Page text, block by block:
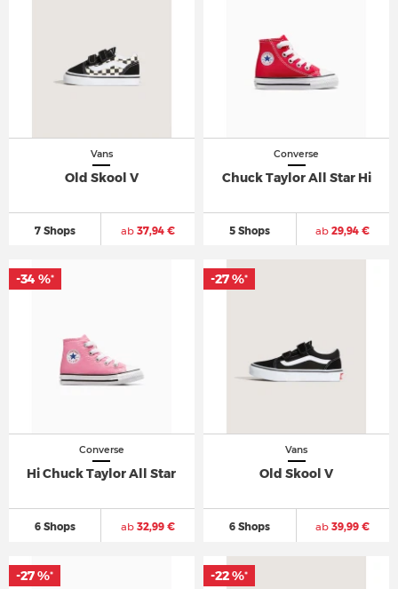
Vans
Old Skool V
7 Shops ab37,94 €
Converse
Chuck Taylor All Star Hi
5 Shops ab 29,94 €
Converse
Hi Chuck Taylor All Star
6 Shops ab32,99 €
-34 %*
Vans
Old Skool V
6 Shops ab 39,99 €
-27 %*
-27 %* -22 %*